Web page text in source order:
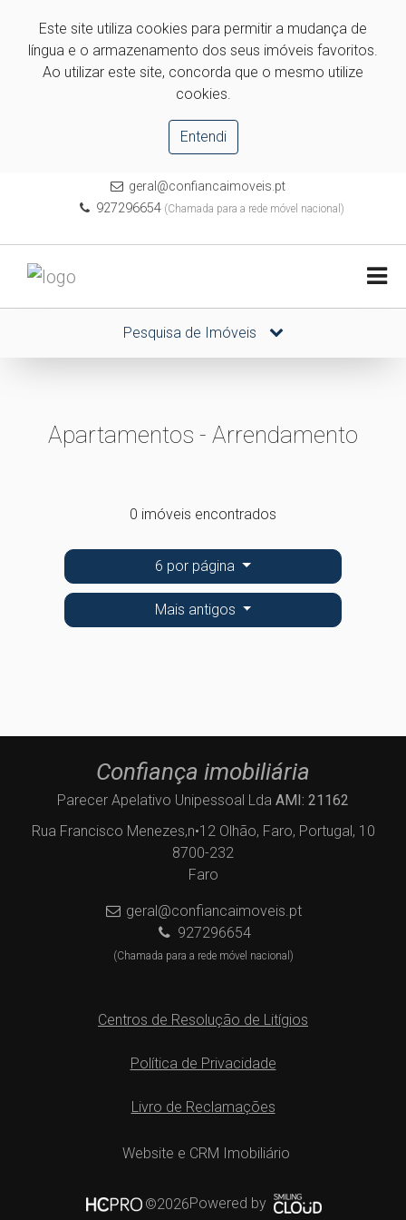
Este site utiliza cookies para permitir a mudança de
língua e o armazenamento dos seus imóveis favoritos.
Ao utilizar este site, concorda que o mesmo utilize
cookies.
Entendi
geral@confiancaimoveis.pt
927296654 (Chamada para a rede móvel nacional)
Pesquisa de Imóveis
Apartamentos - Arrendamento
0 imóveis encontrados
6 por página
Mais antigos
Confiança imobiliária
Parecer Apelativo Unipessoal Lda AMI: 21162
Rua Francisco Menezes,n•12 Olhão, Faro, Portugal, 10
8700-232
Faro
geral@confiancaimoveis.pt
927296654
(Chamada para a rede móvel nacional)
Centros de Resolução de Litígios
Política de Privacidade
Livro de Reclamações
Website e CRM Imobiliário
©2026Powered by